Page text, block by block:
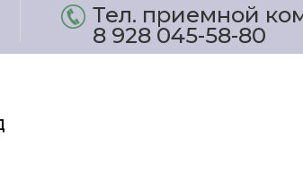
Тел. приемной
8 928 045-58-80